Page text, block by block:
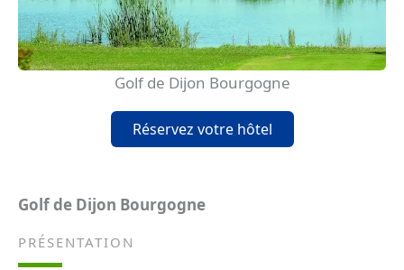
Golf de Dijon Bourgogne
Réservez votre hôtel
Golf de Dijon Bourgogne
PRÉSENTATION